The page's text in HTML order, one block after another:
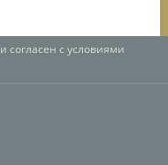
и согласен с условиями